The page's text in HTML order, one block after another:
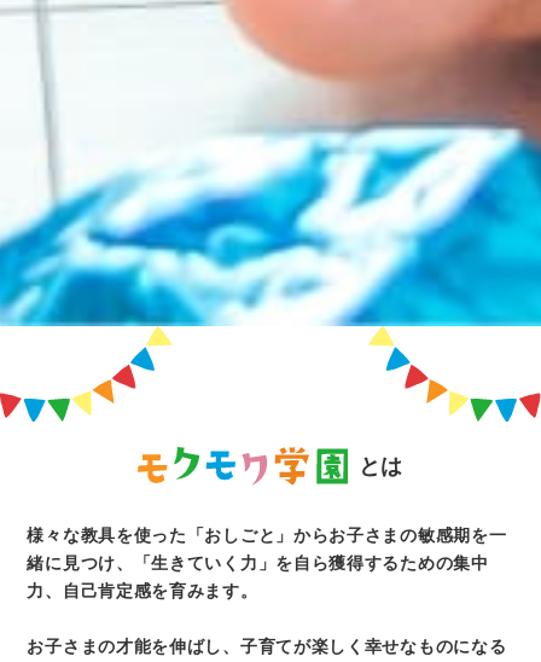
とは
様々な教具を使った「おしごと」からお子さまの敏感期を一
緒に見つけ、
「生きていく力」を自ら獲得するための集中
力、自己肯定感を育みます。
お子さまの才能を伸ばし、 子育てが楽しく 幸せなものになる